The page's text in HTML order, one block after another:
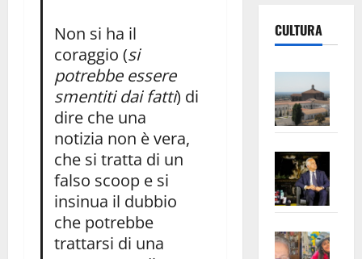
Non si ha il
coraggio (si
potrebbe essere
smentiti dai fatti) di
dire che una
notizia non è vera,
che si tratta di un
falso scoop e si
insinua il dubbio
che potrebbe
trattarsi di una
CULTURA
apre